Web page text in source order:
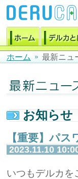
ホーム 最新ニュ
お知らせ
【重要】パ
2023.11.10
いつもデルカを